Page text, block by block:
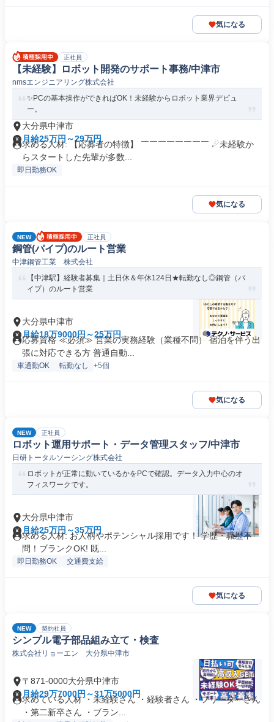
気になる
正社員
【未経験】ロボット開発のサポート事務/中津市
nmsエンジニアリング株式会社
✨PCの基本操作ができればOK！未経験からロボット業界デビュ
ー。
大分県中津市
月給25万円～29万円
求める人材: 【応募者の特徴】 ￣￣￣￣￣￣￣￣ ☄未経験か
らスタートした先輩が多数...
即日勤務OK
気になる
NEW 正社員
鋼管(パイプ)のルート営業
中津鋼管工業 株式会社
【中津駅】経験者募集｜土日休＆年休124日★転勤なし◎鋼管（パ
イプ）のルート営業
大分県中津市
月給18万9000円～25万円
応募資格 ≪必須≫ 営業の実務経験（業種不問） 宿泊を伴う出
張に対応できる方 普通自動...
車通勤OK 転勤なし +5個
気になる
NEW 正社員
ロボット運用サポート・データ管理スタッフ/中津市
日研トータルソーシング株式会社
ロボットが正常に動いているかをPCで確認。データ入力中心のオ
フィスワークです。
大分県中津市
月給25万円～35万円
求める人材: お人柄やポテンシャル採用です！ 学歴・職歴不
問！ブランクOK! 既...
即日勤務OK 交通費支給
気になる
NEW 契約社員
シンプル電子部品組み立て・検査
株式会社リョーエン 大分県中津市
〒871-0000大分県中津市
月給29万7000円～31万5000円
求めている人材 ・未経験さん ・経験者さん ・フリーターさん
・第二新卒さん ・ブラン...